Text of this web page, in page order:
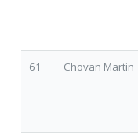
61 Chovan Martin